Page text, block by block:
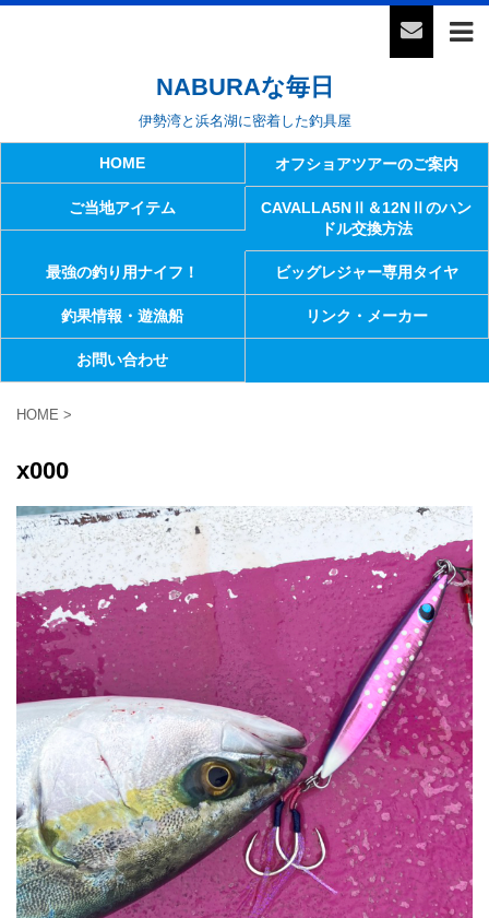
NABURAな毎日
伊勢湾と浜名湖に密着した釣具屋
HOME オフショアツアーのご案内
ご当地アイテム
CAVALLA5NⅡ＆12NⅡのハン
ドル交換方法
最強の釣り用ナイフ！ ビッグレジャー専用タイヤ
釣果情報・遊漁船 リンク・メーカー
お問い合わせ
HOME >
x000